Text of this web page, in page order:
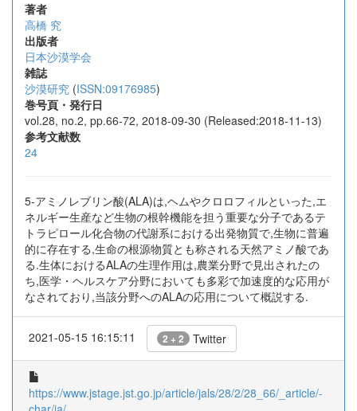
著者
高橋 究
出版者
日本沙漠学会
雑誌
沙漠研究 (ISSN:09176985)
巻号頁・発行日
vol.28, no.2, pp.66-72, 2018-09-30 (Released:2018-11-13)
参考文献数
24
5-アミノレブリン酸(ALA)は,ヘムやクロロフィルといった,エ
ネルギー生産など生物の根幹機能を担う重要な分子であるテ
トラピロール化合物の代謝系における出発物質で,生物に普遍
的に存在する,生命の根源物質とも称される天然アミノ酸であ
る.生体におけるALAの生理作用は,農業分野で見出されたの
ち,医学・ヘルスケア分野においても多彩で加速度的な応用が
なされており,当該分野へのALAの応用について概説する.
2021-05-15 16:15:11 2 + 2 Twitter
https://www.jstage.jst.go.jp/article/jals/28/2/28_66/_article/-